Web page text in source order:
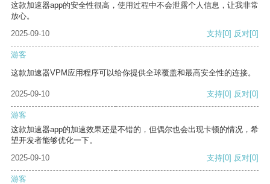
这款加速器app的安全性很高，使用过程中不会泄露个人信息，让我非常
放心。
2025-09-10
支持[0] 反对[0]
游客
这款加速器VPM应用程序可以给你提供全球覆盖和最高安全性的连接。
2025-09-10 支持[0] 反对[0]
游客
这款加速器app的加速效果还是不错的，但偶尔也会出现卡顿的情况，希
望开发者能够优化一下。
2025-09-10
支持[0] 反对[0]
游客